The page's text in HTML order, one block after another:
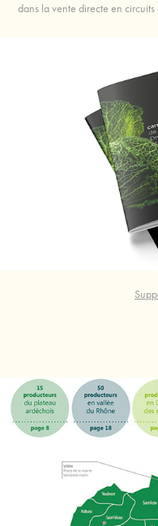
dans la vente directe en